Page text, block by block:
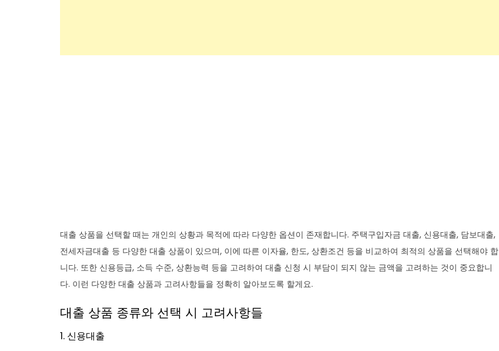
대출 상품을 선택할 때는 개인의 상황과 목적에 따라 다양한 옵션이 존재합니다. 주택구입자금 대출, 신용대출, 담보대출,
전세자금대출 등 다양한 대출 상품이 있으며, 이에 따른 이자율, 한도, 상환조건 등을 비교하여 최적의 상품을 선택해야 합
니다. 또한 신용등급, 소득 수준, 상환능력 등을 고려하여 대출 신청 시 부담이 되지 않는 금액을 고려하는 것이 중요합니
다. 이런 다양한 대출 상품과 고려사항들을 정확히 알아보도록 할게요.
대출 상품 종류와 선택 시 고려사항들
1. 신용대출